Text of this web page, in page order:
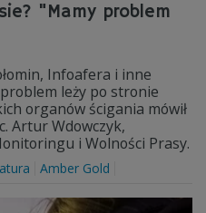
"Mamy problem
Infoafera i inne
leży po stronie
organów ścigania mówił
Artur Wdowczyk,
i Wolności Prasy.
Amber Gold